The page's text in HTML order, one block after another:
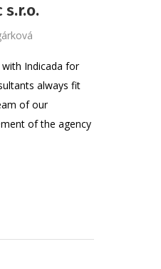
s.r.o.
Indicada for
always fit
of our
of the agency